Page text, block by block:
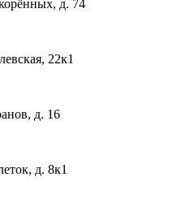
д. 74
22к1
д. 16
д. 8к1